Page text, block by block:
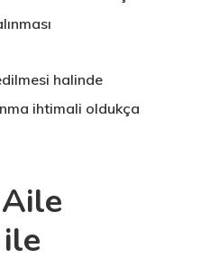
halinde
ihtimali oldukça
Programs
Vize Programı
GDPR
İletişim